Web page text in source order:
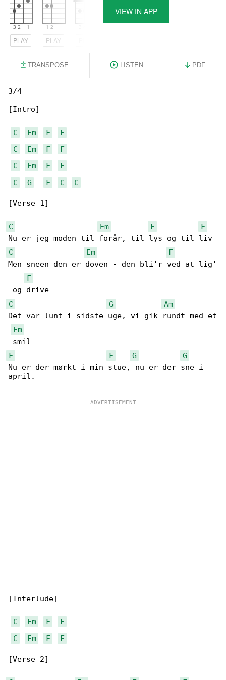
PLAY PLAY
VIEW IN APP
TRANSPOSE LISTEN PDF
3/4
[Intro]
C Em F
F
C
Em F
F
C
Em F
F
C
G F C C
[Verse 1]
C Em F
F
C
Em
F
Men sneen den er doven - den bli'r ved at lig'
F
C
G
Am
Det var lunt i sidste uge, vi gik rundt med et
Em
F
F G
G
Nu er der mørkt i min stue, nu er der sne i
april.
[Interlude]
C Em F
F
C
Em F F
[Verse 2]